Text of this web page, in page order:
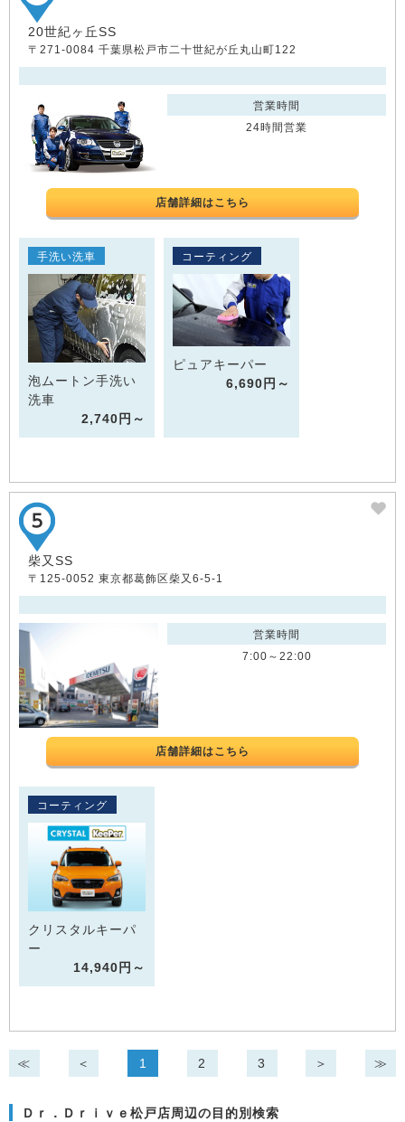
20世紀ヶ丘SS
〒271-0084 千葉県松戸市二十世紀が丘丸山町122
営業時間
24時間営業
店舗詳細はこちら
手洗い洗車
泡ムートン手洗い
洗車
2,740円～
コーティング
ピュアキーパー
6,690円～
柴又SS
〒125-0052 東京都葛飾区柴又6-5-1
営業時間
7:00～22:00
店舗詳細はこちら
コーティング
クリスタルキーパ
ー
14,940円～
≪ ＜ 1 2 3 ＞ ≫
Ｄｒ．Ｄｒｉｖｅ松戸店周辺の目的別検索